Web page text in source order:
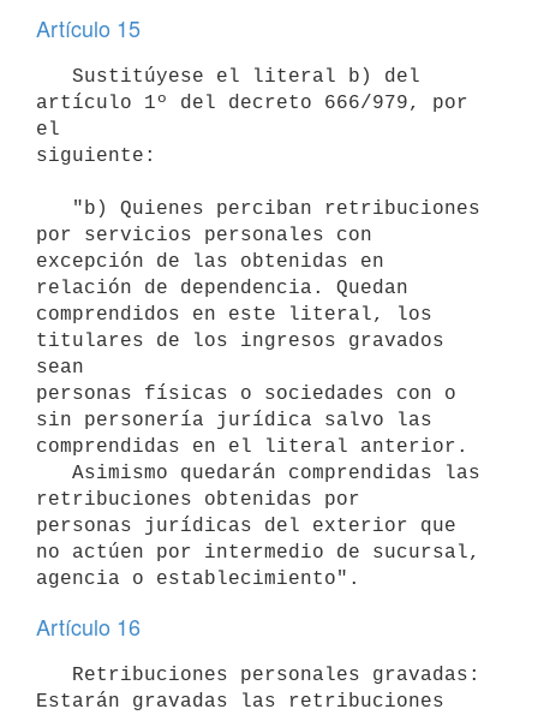
Artículo 15
artículo 1º del decreto 666/979, por
el
siguiente:
por servicios personales con
excepción de las obtenidas en
relación de dependencia. Quedan
comprendidos en este literal, los
titulares de los ingresos gravados
sean
personas físicas o sociedades con o
sin personería jurídica salvo las
comprendidas en el literal anterior.
retribuciones obtenidas por
personas jurídicas del exterior que
no actúen por intermedio de sucursal,
agencia o establecimiento".
Artículo 16
Estarán gravadas las retribuciones